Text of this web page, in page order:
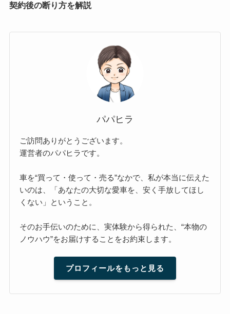
契約後の断り方を解説
パパヒラ
ご訪問ありがとうございます。
運営者のパパヒラです。
車を“買って・使って・売る”なかで、私が本当に伝えた
いのは、「あなたの大切な愛車を、安く手放してほし
くない」ということ。
そのお手伝いのために、実体験から得られた、“本物の
ノウハウ”をお届けすることをお約束します。
プロフィールをもっと見る